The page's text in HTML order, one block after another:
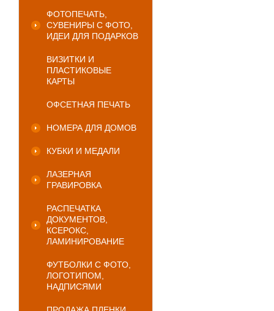
ФОТОПЕЧАТЬ,
СУВЕНИРЫ С ФОТО,
ИДЕИ ДЛЯ ПОДАРКОВ
ВИЗИТКИ И
ПЛАСТИКОВЫЕ
КАРТЫ
ОФСЕТНАЯ ПЕЧАТЬ
НОМЕРА ДЛЯ ДОМОВ
КУБКИ И МЕДАЛИ
ЛАЗЕРНАЯ
ГРАВИРОВКА
РАСПЕЧАТКА
ДОКУМЕНТОВ,
КСЕРОКС,
ЛАМИНИРОВАНИЕ
ФУТБОЛКИ С ФОТО,
ЛОГОТИПОМ,
НАДПИСЯМИ